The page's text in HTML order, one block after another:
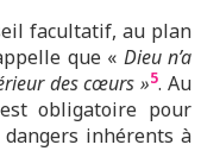
facultatif, au plan
que « Dieu n’a
des cœurs »5. Au
obligatoire pour
inhérents à